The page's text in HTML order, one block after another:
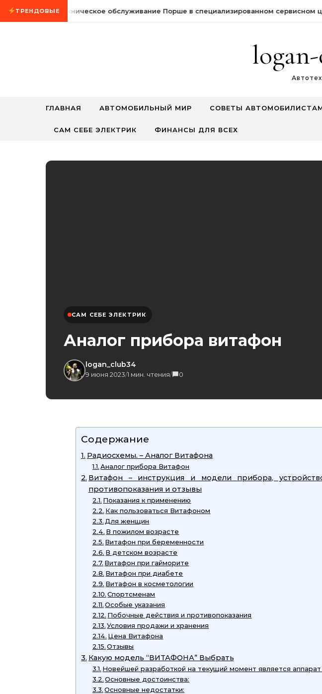
Промотать к содержимому
ТРЕНДОВЫЕ
24 мая, 2026Техническое обслуживание Порше в специализированном сервисном
ГЛАВНАЯ АВТОМОБИЛЬНЫЙ МИР СОВЕТЫ
САМ СЕБЕ ЭЛЕКТРИК ФИНАНСЫ ДЛЯ ВСЕХ
САМ СЕБЕ ЭЛЕКТРИК
Аналог прибора витафон
logan_club34
9 июня 2023/1 мин. чтения/ 0
Содержание
Радиосхемы. – Аналог Витафона
Аналог прибора Витафон
Витафон – инструкция и модели прибора,
противопоказания и отзывы
Показания к применению
Как пользоваться Витафоном
Для женщин
В пожилом возрасте
Витафон при беременности
В детском возрасте
Витафон при гайморите
Витафон при диабете
Витафон в косметологии
Спортсменам
Особые указания
Побочные действия и противопоказания
Условия продажи и хранения
Цена Витафона
Отзывы
Какую модель “ВИТАФОНА” Выбрать
Новейшей разработкой на текущий момент является
Основные достоинства:
Основные недостатки: